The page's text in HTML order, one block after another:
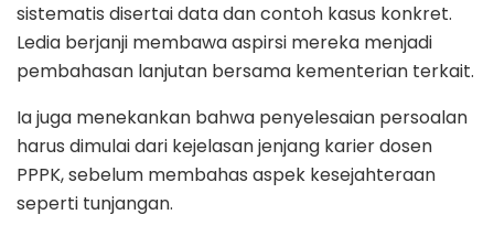
sistematis disertai data dan contoh kasus konkret.
Ledia berjanji membawa aspirsi mereka menjadi
pembahasan lanjutan bersama kementerian terkait.
Ia juga menekankan bahwa penyelesaian persoalan
harus dimulai dari kejelasan jenjang karier dosen
PPPK, sebelum membahas aspek kesejahteraan
seperti tunjangan.